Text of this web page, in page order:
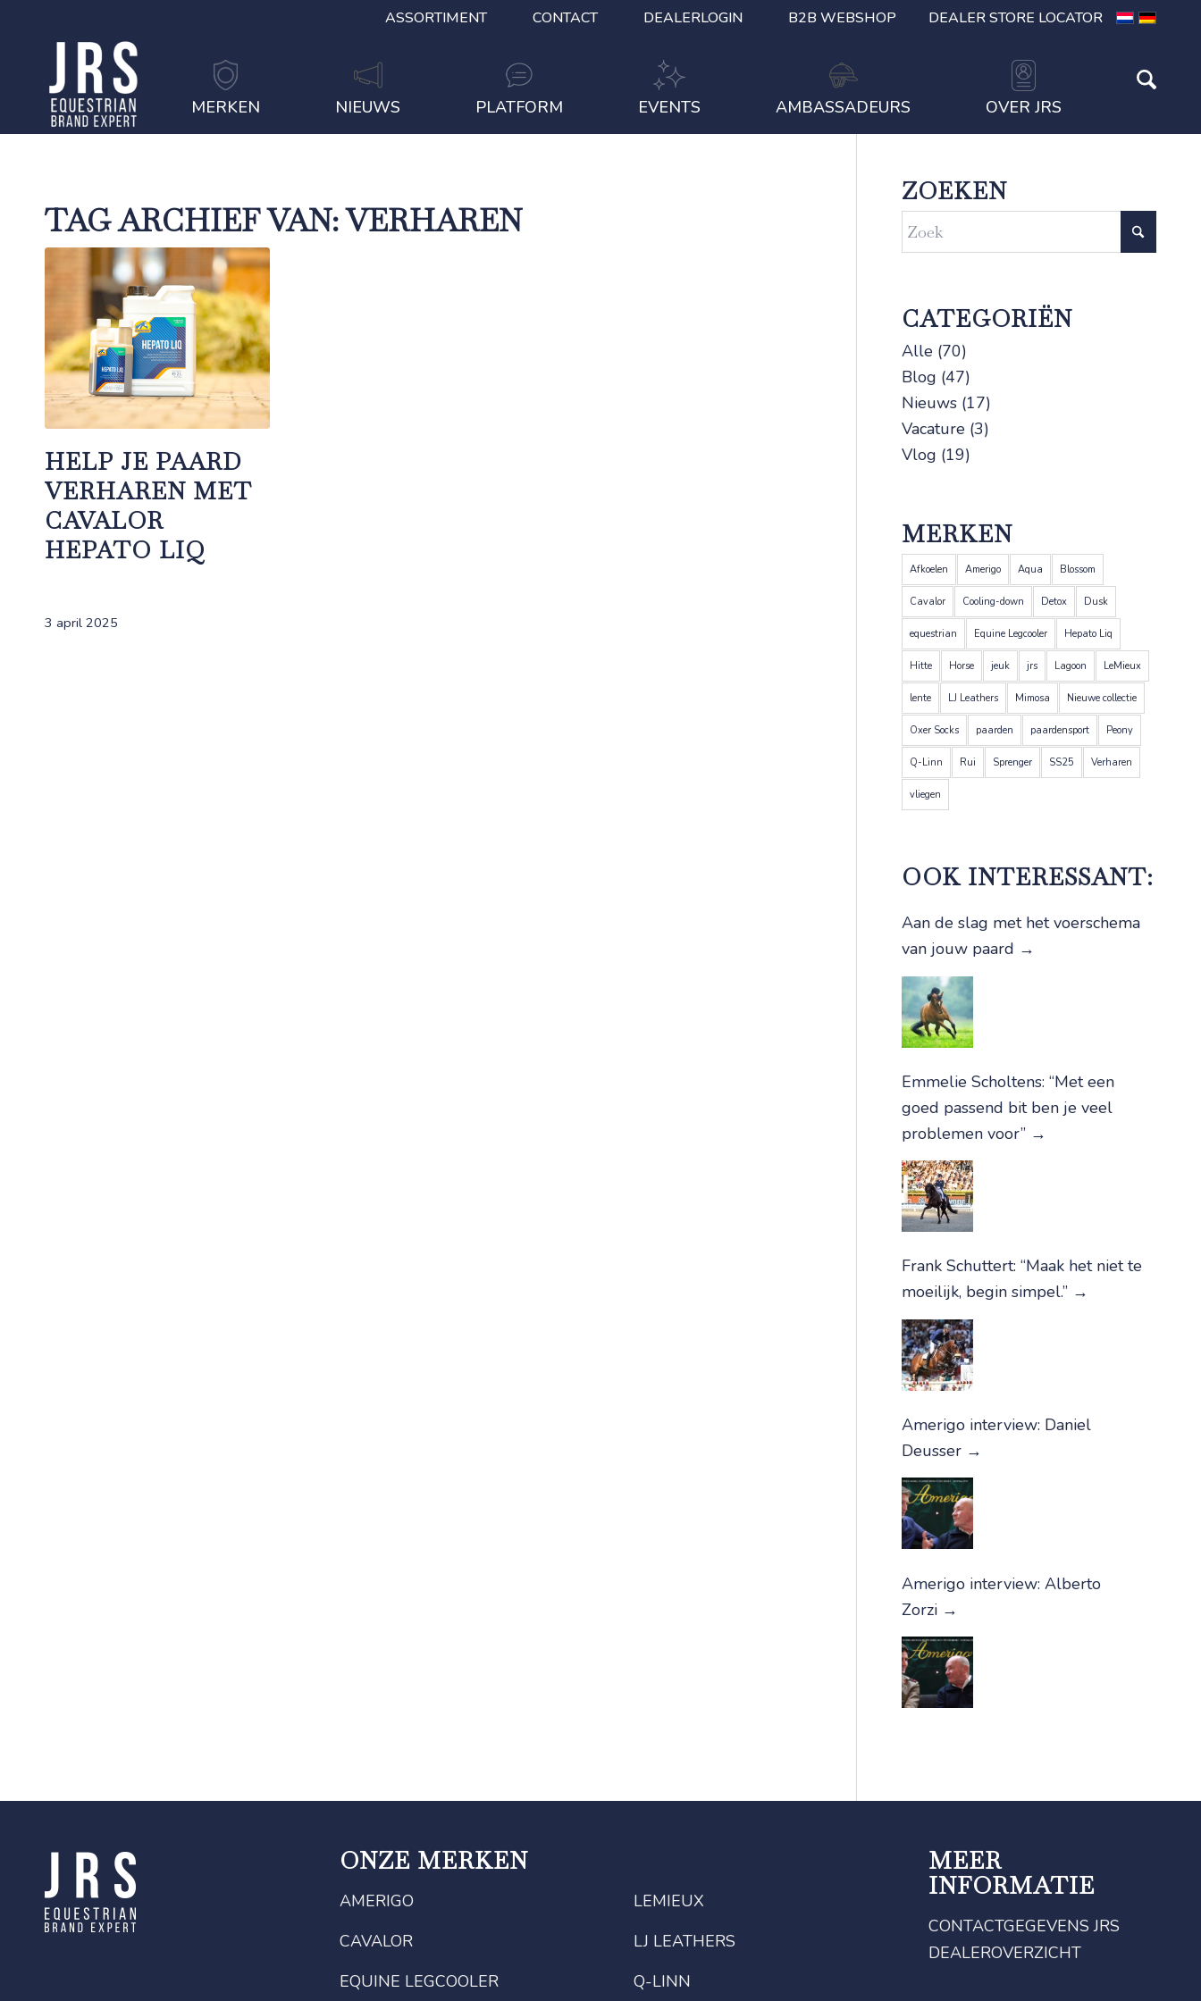
ASSORTIMENT CONTACT DEALERLOGIN B2B WEBSHOP DEALER STORE LOCATOR
MERKEN NIEUWS PLATFORM EVENTS AMBASSADEURS OVER JRS
TAG ARCHIEF VAN:VERHAREN
HELP JE PAARD
VERHAREN MET
CAVALOR
HEPATO LIQ
3 april 2025
ZOEKEN
CATEGORIËN
Alle (70)
Blog (47)
Nieuws (17)
Vacature (3)
Vlog (19)
MERKEN
Afkoelen Amerigo Aqua Blossom
Cavalor Cooling-down Detox Dusk
equestrian Equine Legcooler Hepato Liq
Hitte Horse jeuk jrs Lagoon LeMieux
lente LJ Leathers Mimosa Nieuwe collectie
Oxer Socks paarden paardensport Peony
Q-Linn Rui Sprenger SS25 Verharen
vliegen
OOK INTERESSANT:
Aan de slag met het voerschema
van jouw paard →
Emmelie Scholtens: “Met een
goed passend bit ben je veel
problemen voor” →
Frank Schuttert: “Maak het niet te
moeilijk, begin simpel.” →
Amerigo interview: Daniel
Deusser →
Amerigo interview: Alberto
Zorzi →
ONZE MERKEN
AMERIGO
CAVALOR
EQUINE LEGCOOLER
LEMIEUX
LJ LEATHERS
Q-LINN
MEER
INFORMATIE
CONTACTGEGEVENS JRS
DEALEROVERZICHT